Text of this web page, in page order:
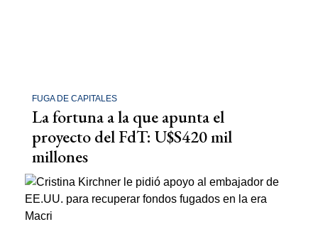
FUGA DE CAPITALES
La fortuna a la que apunta el
proyecto del FdT: U$S420 mil
millones